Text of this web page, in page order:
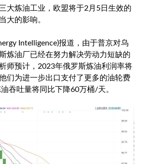
大炼油工业，欧盟将于2月5日生效的
大的影响。
Intelligence)报道，由于普京对乌
炼油厂已经在努力解决劳动力短缺的
师预计，2023年俄罗斯炼油利润率将
们为进一步出口支付了更多的油轮费
吞吐量将同比下降60万桶/天。